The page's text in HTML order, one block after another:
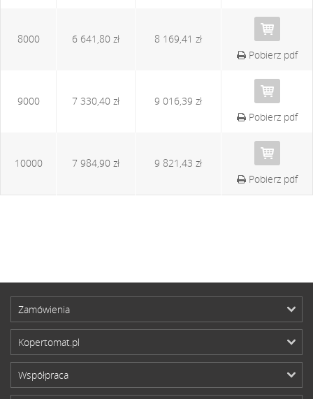
8000 6 641,80 zł
8 169,41 zł
Pobierz pdf
9000 7 330,40 zł
9 016,39 zł
Pobierz pdf
10000 7 984,90 zł
9 821,43 zł
Pobierz pdf
Zamówienia
Kopertomat.pl
Współpraca